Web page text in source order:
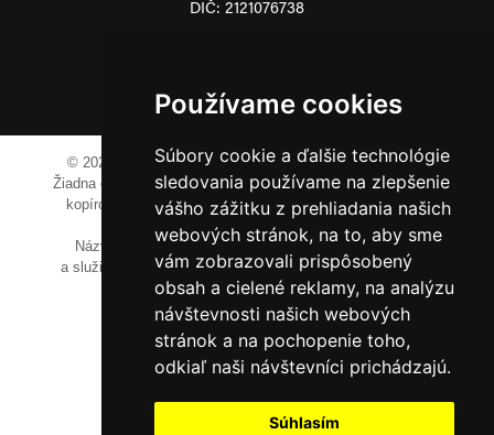
Používame cookies
Súbory cookie a ďalšie technológie
sledovania používame na zlepšenie
vášho zážitku z prehliadania našich
webových stránok, na to, aby sme
vám zobrazovali prispôsobený
obsah a cielené reklamy, na analýzu
návštevnosti našich webových
stránok a na pochopenie toho,
odkiaľ naši návštevníci prichádzajú.
Súhlasím
DIČ: 2121076738
0911 955 646
© 2023-2024 JM Media, s.r.o.Všetky práva vyhradené.
Žiadna časť tohto portálu ak nie je uvedené inak, nesmie byť
kopírovaná, alebo prezentovaná bez výslovného súhlasu
prevádzkovateľa.
Názvy spoločností, firiem a prezentovaných výrobkov
a služieb môžu byť registrovanými obchodnými známkami
ich vlastníkov.